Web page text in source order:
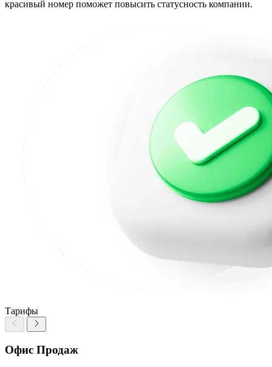
красивый номер поможет повысить статусность компании.
Тарифы
Офис Продаж